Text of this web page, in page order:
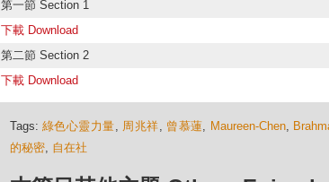
第一節 Section 1
下載 Download
第二節 Section 2
下載 Download
Tags: 綠色心靈力量, 周兆祥, 曾慕蓮, Maureen-Chen,
的秘密, 自在社